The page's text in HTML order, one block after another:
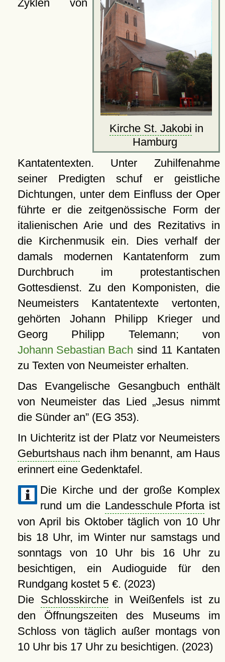
Kirche St. Jakobi in
Hamburg
Zyklen von
Kantatentexten. Unter Zuhilfenahme
seiner Predigten schuf er geistliche
Dichtungen, unter dem Einfluss der Oper
führte er die zeitgenössische Form der
italienischen Arie und des Rezitativs in
die Kirchenmusik ein. Dies verhalf der
damals modernen Kantatenform zum
Durchbruch im protestantischen
Gottesdienst. Zu den Komponisten, die
Neumeisters Kantatentexte vertonten,
gehörten Johann Philipp Krieger und
Georg Philipp Telemann; von
Johann Sebastian Bach sind 11 Kantaten
zu Texten von Neumeister erhalten.
Das Evangelische Gesangbuch enthält
von Neumeister das Lied Jesus nimmt
die Sünder an (EG 353).
In Uichteritz ist der Platz vor Neumeisters
Geburtshausnach ihm benannt, am Haus
erinnert eine Gedenktafel.
Die Kirche und der große Komplex
rund um die Landesschule Pfortaist
von April bis Oktober täglich von 10 Uhr
bis 18 Uhr, im Winter nur samstags und
sonntags von 10 Uhr bis 16 Uhr zu
besichtigen, ein Audioguide für den
Rundgang kostet 5 €. (2023)
Die Schlosskirchein Weißenfels ist zu
den Öffnungszeiten des Museums im
Schloss von täglich außer montags von
10 Uhr bis 17 Uhr zu besichtigen. (2023)